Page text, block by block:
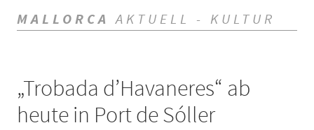
MALLORCA AKTUELL - KULTUR
„Trobada d’Havaneres“ ab
heute in Port de Sóller